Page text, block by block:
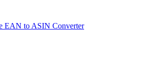
EAN to ASIN Converter